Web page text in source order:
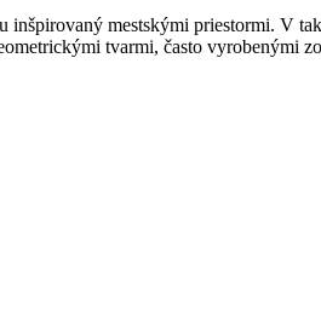
mestskými priestormi. V
tvarmi, často vyrobenými